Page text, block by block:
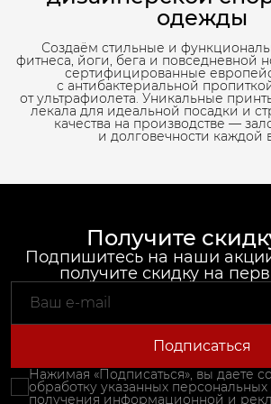
одежды
Создаём стильные и
фитнеса, йоги, бега и повседневной
сертифицированные
с антибактериальной
от ультрафиолета. Уникальные
лекала для идеальной посадки и
качества на производстве —
и долговечности каждой
Получите
Подпишитесь на наши
получите скидку на
Подписаться
Нажимая «Подписаться», вы даете
обработку указанных
получения информационной и